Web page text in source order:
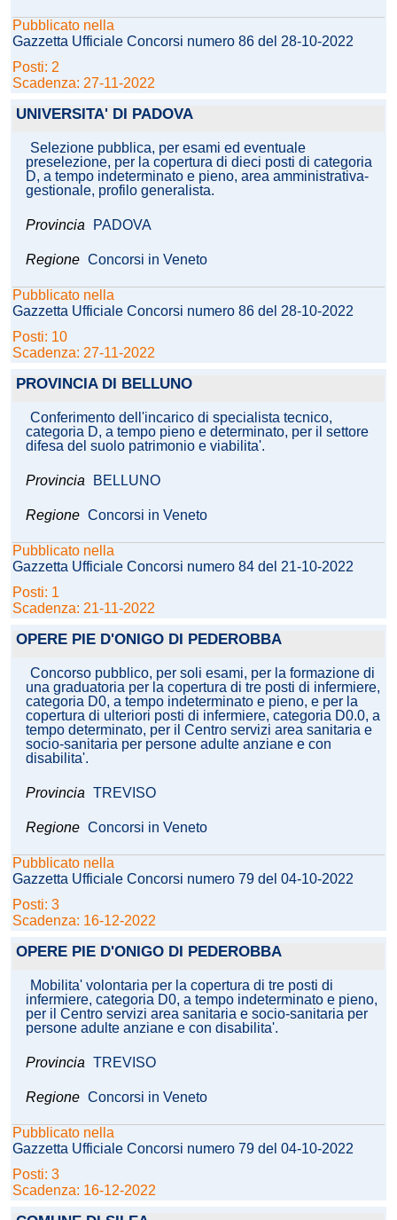
Pubblicato nella
Gazzetta Ufficiale Concorsi numero 86 del 28-10-2022
Posti: 2
Scadenza: 27-11-2022
UNIVERSITA' DI PADOVA
Selezione pubblica, per esami ed eventuale
preselezione, per la copertura di dieci posti di categoria
D, a tempo indeterminato e pieno, area amministrativa-
gestionale, profilo generalista.
Provincia PADOVA
Regione Concorsi in Veneto
Pubblicato nella
Gazzetta Ufficiale Concorsi numero 86 del 28-10-2022
Posti: 10
Scadenza: 27-11-2022
PROVINCIA DI BELLUNO
Conferimento dell'incarico di specialista tecnico,
categoria D, a tempo pieno e determinato, per il settore
difesa del suolo patrimonio e viabilita'.
Provincia BELLUNO
Regione Concorsi in Veneto
Pubblicato nella
Gazzetta Ufficiale Concorsi numero 84 del 21-10-2022
Posti: 1
Scadenza: 21-11-2022
OPERE PIE D'ONIGO DI PEDEROBBA
Concorso pubblico, per soli esami, per la formazione di
una graduatoria per la copertura di tre posti di infermiere,
categoria D0, a tempo indeterminato e pieno, e per la
copertura di ulteriori posti di infermiere, categoria D0.0, a
tempo determinato, per il Centro servizi area sanitaria e
socio-sanitaria per persone adulte anziane e con
disabilita'.
Provincia TREVISO
Regione Concorsi in Veneto
Pubblicato nella
Gazzetta Ufficiale Concorsi numero 79 del 04-10-2022
Posti: 3
Scadenza: 16-12-2022
OPERE PIE D'ONIGO DI PEDEROBBA
Mobilita' volontaria per la copertura di tre posti di
infermiere, categoria D0, a tempo indeterminato e pieno,
per il Centro servizi area sanitaria e socio-sanitaria per
persone adulte anziane e con disabilita'.
Provincia TREVISO
Regione Concorsi in Veneto
Pubblicato nella
Gazzetta Ufficiale Concorsi numero 79 del 04-10-2022
Posti: 3
Scadenza: 16-12-2022